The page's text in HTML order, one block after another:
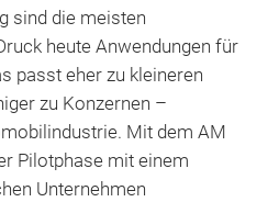
sind die meisten
heute Anwendungen für
passt eher zu kleineren
zu Konzernen –
Mit dem AM
Pilotphase mit einem
Unternehmen